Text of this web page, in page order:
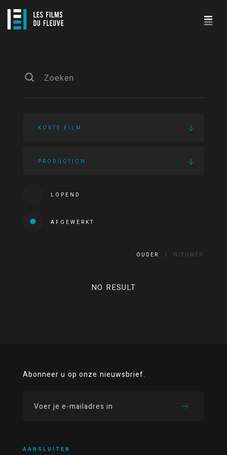
KORTE FILM
PRODUCTION
LOPEND
AFGEWERKT
OUDER NIEUWER
NO RESULT
Abonneer u op onze nieuwsbrief.
AANSLUITEN